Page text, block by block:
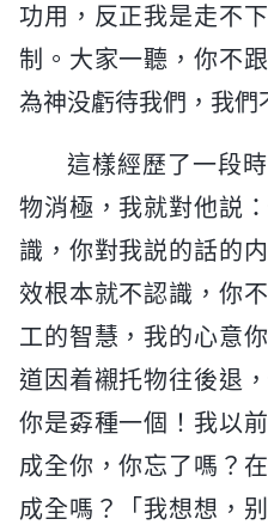
功用，反正我是走不
制。大家一聽，你不
為神没虧待我們，我們
這樣經歷了一段
物消極，我就對他説
識，你對我説的話的
效根本就不認識，你
工的智慧，我的心意
道因着襯托物往後退
你是孬種一個！我以
成全你，你忘了嗎？
成全嗎？「我想想，